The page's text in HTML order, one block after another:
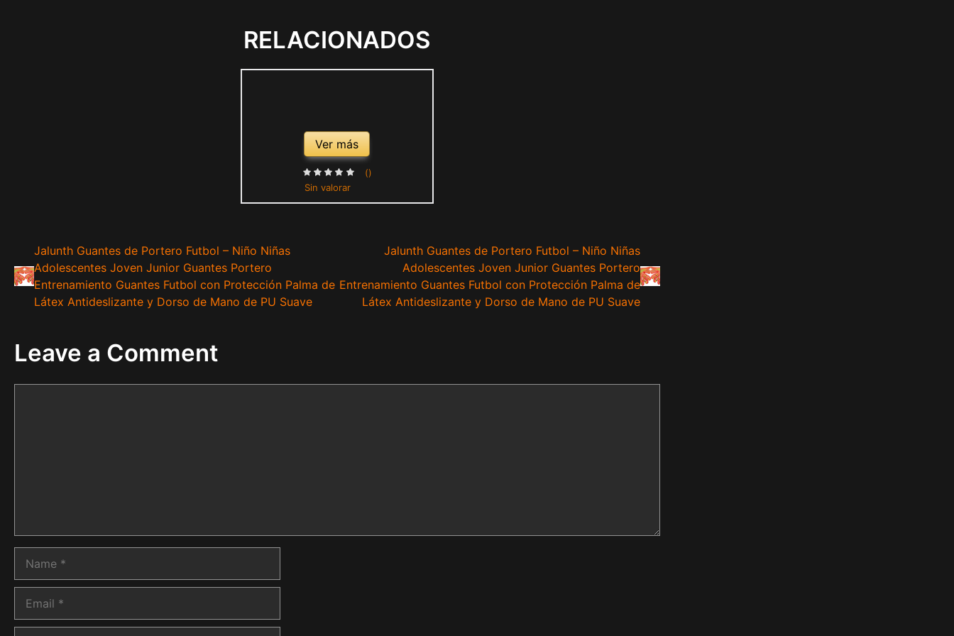
RELACIONADOS
Ver más
Sin valorar
()
Jalunth Guantes de Portero Futbol – Niño Niñas
Adolescentes Joven Junior Guantes Portero
Entrenamiento Guantes Futbol con Protección Palma de
Látex Antideslizante y Dorso de Mano de PU Suave
Jalunth Guantes de Portero Futbol – Niño Niñas
Adolescentes Joven Junior Guantes Portero
Entrenamiento Guantes Futbol con Protección Palma de
Látex Antideslizante y Dorso de Mano de PU Suave
Leave a Comment